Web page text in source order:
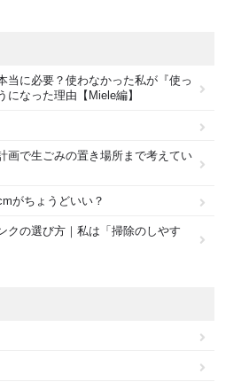
当に必要？使わなかった私が『使っ
になった理由【Miele編】
画で生ごみの置き場所まで考えてい
がちょうどいい？
クの選び方｜私は「掃除のしやす